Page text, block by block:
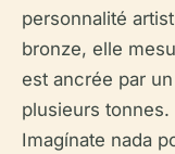
personnalité
bronze, elle
est ancrée par
plusieurs
Imagínate nada